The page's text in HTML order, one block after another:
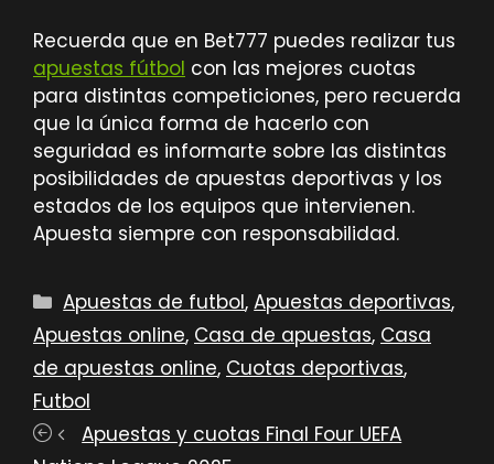
Recuerda que en Bet777 puedes realizar tus
apuestas fútbol con las mejores cuotas
para distintas competiciones, pero recuerda
que la única forma de hacerlo con
seguridad es informarte sobre las distintas
posibilidades de apuestas deportivas y los
estados de los equipos que intervienen.
Apuesta siempre con responsabilidad.
Categorías
Apuestas de futbol,Apuestas deportivas,
Apuestas online, Casa de apuestas, Casa
de apuestas online, Cuotas deportivas,
Futbol
Apuestas y cuotas Final Four UEFA